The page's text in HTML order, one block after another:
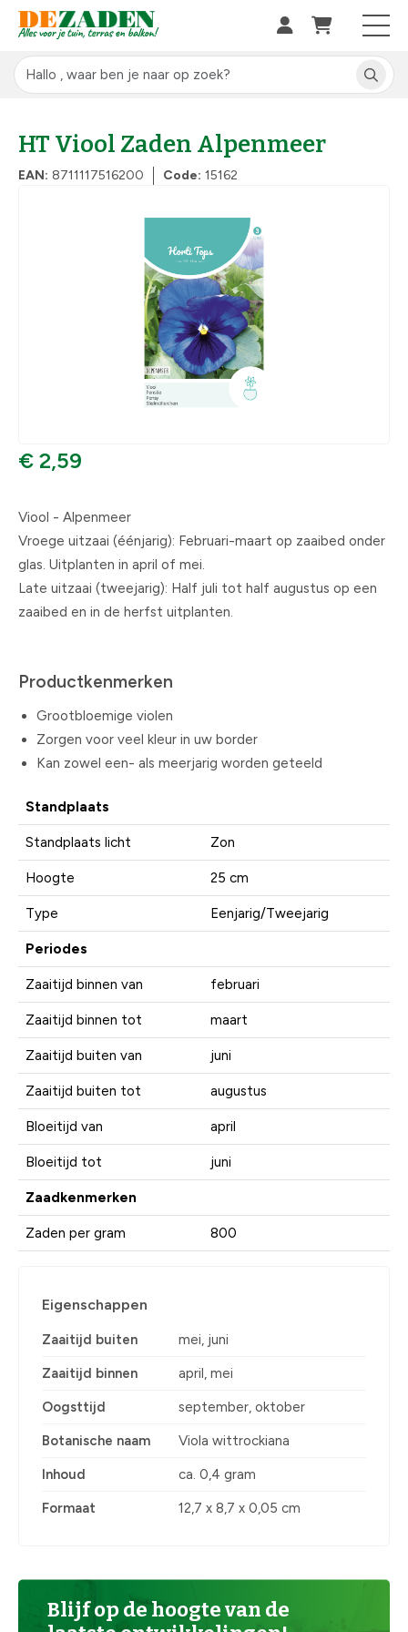
HT Viool Zaden Alpenmeer
EAN: 8711117516200 Code: 15162
€ 2,59
Viool - Alpenmeer
Vroege uitzaai (éénjarig): Februari-maart op zaaibed onder
glas. Uitplanten in april of mei.
Late uitzaai (tweejarig): Half juli tot half augustus op een
zaaibed en in de herfst uitplanten.
Productkenmerken
Grootbloemige violen
Zorgen voor veel kleur in uw border
Kan zowel een- als meerjarig worden geteeld
Standplaats
Standplaats licht Zon
Hoogte 25 cm
Type Eenjarig/Tweejarig
Periodes
Zaaitijd binnen van februari
Zaaitijd binnen tot maart
Zaaitijd buiten van juni
Zaaitijd buiten tot augustus
Bloeitijd van april
Bloeitijd tot juni
Zaadkenmerken
Zaden per gram 800
Eigenschappen
Zaaitijd buiten mei, juni
Zaaitijd binnen april, mei
Oogsttijd september, oktober
Botanische naam Viola wittrockiana
Inhoud ca. 0,4 gram
Formaat 12,7 x 8,7 x 0,05 cm
Blijf op de hoogte van de